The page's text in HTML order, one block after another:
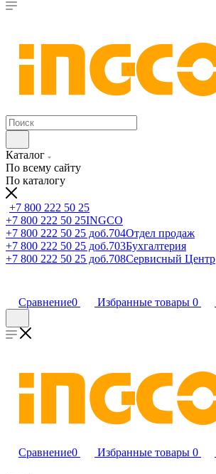
Каталог
По всему сайту
По каталогу
+7 800 222 50 25
+7 800 222 50 25INGCO
+7 800 222 50 25 доб.704Отдел продаж
+7 800 222 50 25 доб.703Бухгалтерия
+7 800 222 50 25 доб.708Сервисный Центр
Сравнение0 Избранные товары 0
Сравнение0 Избранные товары 0